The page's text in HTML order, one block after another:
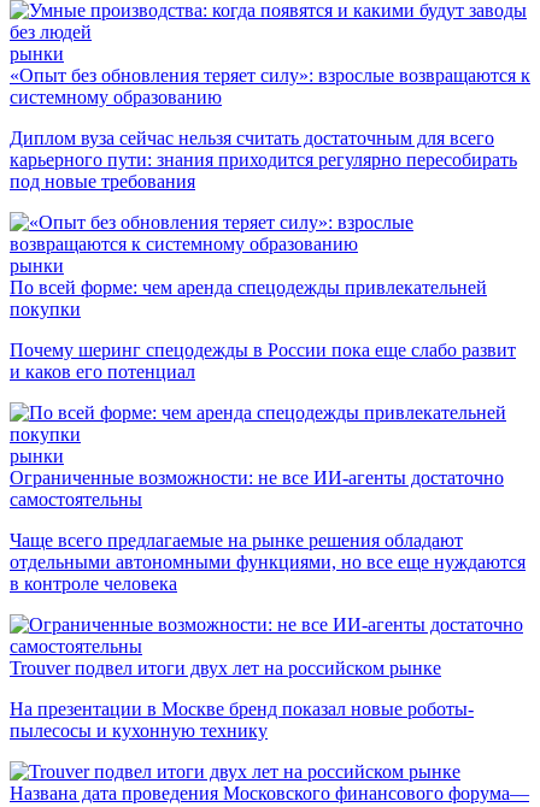
рынки
«Опыт без обновления теряет силу»: взрослые возвращаются к
системному образованию
Диплом вуза сейчас нельзя считать достаточным для всего
карьерного пути: знания приходится регулярно пересобирать
под новые требования
рынки
По всей форме: чем аренда спецодежды привлекательней
покупки
Почему шеринг спецодежды в России пока еще слабо развит
и каков его потенциал
рынки
Ограниченные возможности: не все ИИ-агенты достаточно
самостоятельны
Чаще всего предлагаемые на рынке решения обладают
отдельными автономными функциями, но все еще нуждаются
в контроле человека
Trouver подвел итоги двух лет на российском рынке
На презентации в Москве бренд показал новые роботы-
пылесосы и кухонную технику
Названа дата проведения Московского финансового форума—